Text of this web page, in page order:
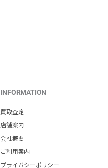
INFORMATION
買取査定
店舗案内
会社概要
ご利用案内
プライバシーポリシー